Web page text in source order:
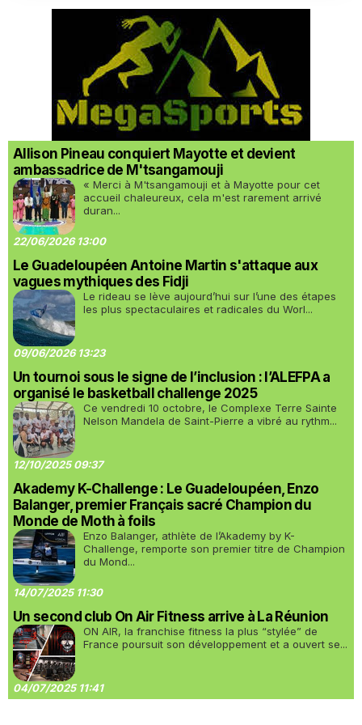
Allison Pineau conquiert Mayotte et devient
ambassadrice de M'tsangamouji
« Merci à M'tsangamouji et à Mayotte pour cet
accueil chaleureux, cela m'est rarement arrivé
duran...
22/06/2026 13:00
Le Guadeloupéen Antoine Martin s'attaque aux
vagues mythiques des Fidji
Le rideau se lève aujourd’hui sur l’une des étapes
les plus spectaculaires et radicales du Worl...
09/06/2026 13:23
Un tournoi sous le signe de l’inclusion : l’ALEFPA a
organisé le basketball challenge 2025
Ce vendredi 10 octobre, le Complexe Terre Sainte
Nelson Mandela de Saint-Pierre a vibré au rythm...
12/10/2025 09:37
Akademy K-Challenge : Le Guadeloupéen, Enzo
Balanger, premier Français sacré Champion du
Monde de Moth à foils
Enzo Balanger, athlète de l’Akademy by K-
Challenge, remporte son premier titre de Champion
du Mond...
14/07/2025 11:30
Un second club On Air Fitness arrive à La Réunion
ON AIR, la franchise fitness la plus “stylée” de
France poursuit son développement et a ouvert se...
04/07/2025 11:41